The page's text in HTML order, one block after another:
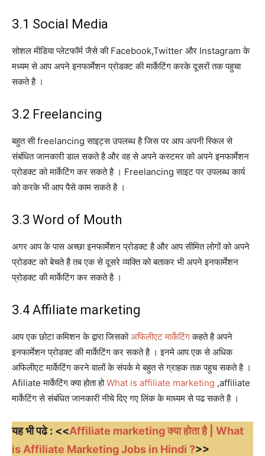
3.1 Social Media
सोशल मीडिया प्लेटफॉर्म जैसे की Facebook,Twitter और Instagram के
मध्यम से आप अपने इनफार्मेशन प्रोडक्ट की मार्केटिंग करके दूसरों तक पहुचा
सकते है ।
3.2 Freelancing
बहुत सी freelancing साइट्स उपलब्ध है जिस पर आप अपनी स्किल से
संबंधित जानकारी डाल सकते है और वह से अपने कस्टमर को अपने इनफार्मेशन
प्रोडक्ट को मार्केटिंग कर सकते है । Freelancing साइट पर उपलब्ध कार्य
को करके भी आप पैसे काम सकते है ।
3.3 Word of Mouth
अगर आप के पास अच्छा इनफार्मेशन प्रोडक्ट है और आप सीमित लोगों को अपने
प्रोडक्ट को बेचते है तब एक से दूसरे व्यक्ति को बताकर भी अपने इनफार्मेशन
प्रोडक्ट की मार्केटिंग कर सकते है ।
3.4 Affiliate marketing
आप एक छोटा कमिशन के द्वारा जिसकोअफिलीएट मार्केटिंगकहते है अपने
इनफार्मेशन प्रोडक्ट की मार्केटिंग कर सकते है । इनमे आप एक से अधिक
अफिलीएट मार्केटिंग करने वालों के संपर्क मे बहुत से ग्राहक तक पहुच सकते है ।
Afiliate मार्केटिंग क्या होता होWhat is affiliate marketing ,affiliate
मार्केटिंग से संबंधित जानकारी नीचे दिए गए लिंक के माध्यम से पढ सकते है ।
यह भी पढे : <<Affiliate marketing क्या होता है | What
is Affiliate Marketing Jobs in Hindi ?>>